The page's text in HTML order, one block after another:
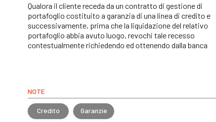
Qualora il cliente receda da un contratto di gestione di
portafoglio costituito a garanzia di una linea di credito e
successivamente, prima che la liquidazione del relativo
portafoglio abbia avuto luogo, revochi tale recesso
contestualmente richiedendo ed ottenendo dalla banca
NOTE
Credito Garanzie